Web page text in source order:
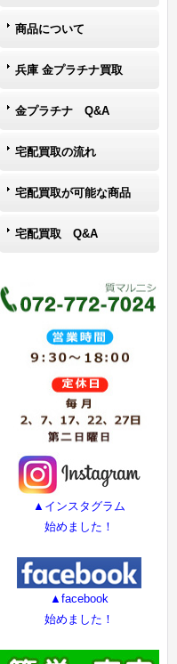
商品について
兵庫 金プラチナ買取
金プラチナ Q&A
宅配買取の流れ
宅配買取が可能な商品
宅配買取 Q&A
▲インスタグラム
始めました！
▲facebook
始めました！